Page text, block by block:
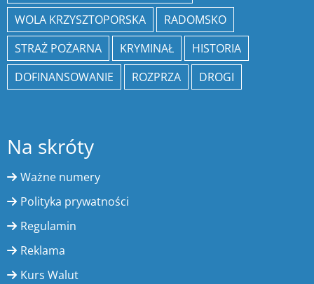
WOLA KRZYSZTOPORSKA
RADOMSKO
STRAŻ POŻARNA
KRYMINAŁ
HISTORIA
DOFINANSOWANIE
ROZPRZA DROGI
Na skróty
Ważne numery
Polityka prywatności
Regulamin
Reklama
Kurs Walut